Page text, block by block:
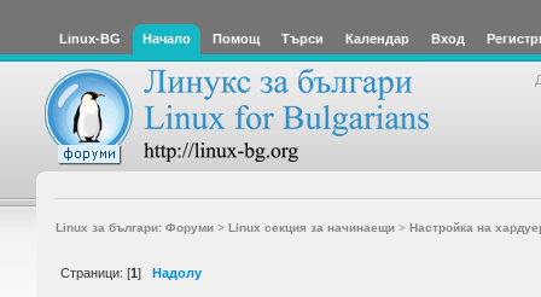
Linux-BG Начало Помощ Търси Календар Вход
Linux за българи: Форуми> Linux секция за начинаещи> Настройка на
Страници: [1] Надолу